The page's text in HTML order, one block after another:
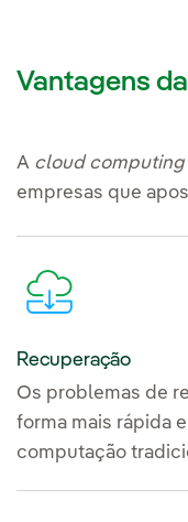
Vantagens da
A cloud computing
empresas que
Recuperação
Os problemas de
forma mais rápida
computação